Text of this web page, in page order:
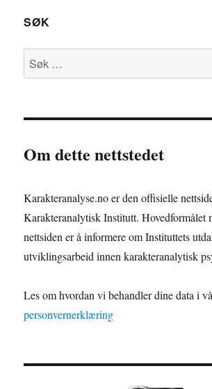
SØK
Søk
etter:
Om dette nettstedet
Karakteranalyse.no er den offisielle
Karakteranalytisk Institutt. Hovedformålet
nettsiden er å informere om Instituttets
utviklingsarbeid innen karakteranalytisk
Les om hvordan vi behandler dine data i
personvernerklæring